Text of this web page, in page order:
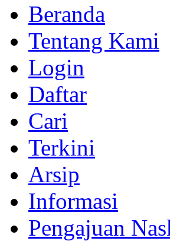
Beranda
Tentang Kami
Login
Daftar
Cari
Terkini
Arsip
Informasi
Pengajuan